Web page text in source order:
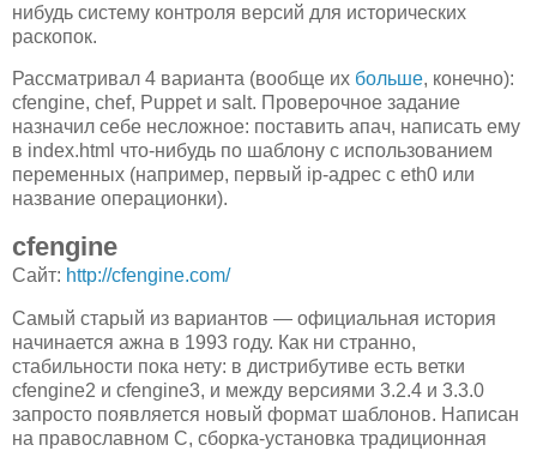
нибудь систему контроля версий для исторических
раскопок.
Рассматривал 4 варианта (вообще их больше, конечно):
cfengine, chef, Puppet и salt. Проверочное задание
назначил себе несложное: поставить апач, написать ему
в index.html что-нибудь по шаблону с использованием
переменных (например, первый ip-адрес с eth0 или
название операционки).
cfengine
Сайт: http://cfengine.com/
Самый старый из вариантов — официальная история
начинается ажна в 1993 году. Как ни странно,
стабильности пока нету: в дистрибутиве есть ветки
cfengine2 и cfengine3, и между версиями 3.2.4 и 3.3.0
запросто появляется новый формат шаблонов. Написан
на православном C, сборка-установка традиционная